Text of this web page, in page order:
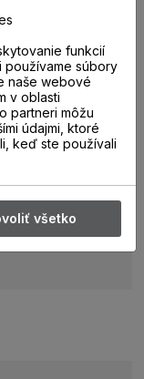
funkcií
používame súbory
naše webové
v oblasti
partneri môžu
údajmi, ktoré
keď ste používali
všetko